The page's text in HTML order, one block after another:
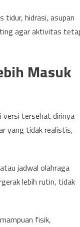
tidur, hidrasi, asupan
agar aktivitas
Masuk
versi tersehat dirinya
yang tidak realistis,
jadwal olahraga
lebih rutin, tidak
fisik,